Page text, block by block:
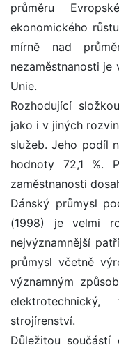
průměru
ekonomického
mírně nad
nezaměstnanosti je
Unie.
Rozhodující
jako i v jiných
služeb. Jeho podíl
hodnoty 72,1 %.
zaměstnanosti
Dánský průmysl
(1998) je velmi
nejvýznamnější
průmysl včetně
významným
strojírenství.
Důležitou